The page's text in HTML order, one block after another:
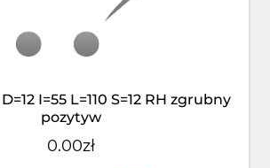
I=55 L=110 S=12 RH zgrubny
pozytyw
0.00zł